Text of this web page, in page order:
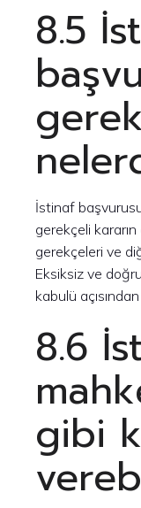
8.5
İstinaf
gerekçeli
gerekçeleri ve
Eksiksiz ve
kabulü
8.6
gibi